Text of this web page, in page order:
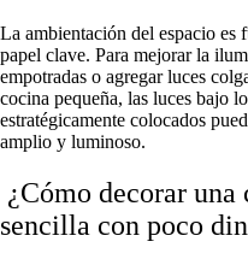
La ambientación del espacio es
papel clave. Para mejorar la
empotradas o agregar luces
cocina pequeña, las luces bajo
estratégicamente colocados
amplio y luminoso.
¿Cómo decorar una
sencilla con poco